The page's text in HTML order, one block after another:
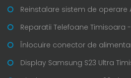
Reinstalare sistem de operare
Reparatii Telefoane Timisoara
Înlocuire conector de
Display Samsung S23 Ultra